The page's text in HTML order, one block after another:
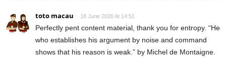
toto macau 18 June 2026 At 14:51
Perfectly pent content material, thank you for entropy. “He
who establishes his argument by noise and command
shows that his reason is weak.” by Michel de Montaigne.